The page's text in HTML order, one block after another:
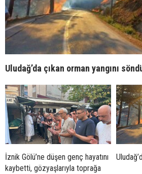
Uludağ’da çıkan orman yangını
İznik Gölü’ne düşen genç hayatını
kaybetti, gözyaşlarıyla toprağa